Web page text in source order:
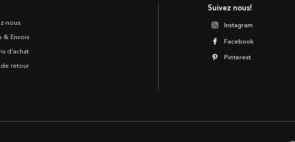
Suivez nous!
Instagram
Facebook
Pinterest
nous
& Envois
d’achat
retour